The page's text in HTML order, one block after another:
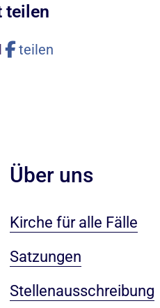
teilen
Über uns
Kirche für alle Fälle
Satzungen
Stellenausschreibung